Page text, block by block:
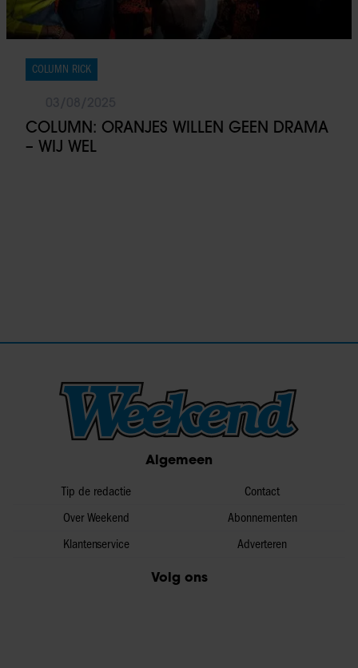
COLUMN RICK
COLUMN: ORANJES WILLEN GEEN DRAMA
– WIJ WEL
Algemeen
Tip de redactie
Over Weekend
Klantenservice
Contact
Abonnementen
Adverteren
Volg ons